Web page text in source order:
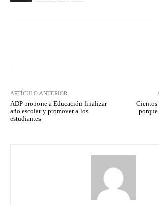
ARTÍCULO ANTERIOR
ADP propone a Educación finalizar
año escolar y promover a los
estudiantes
Cientos
porque